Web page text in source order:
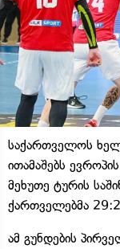
საქართველოს
ითამაშებს
მეხუთე ტურის
ქართველებმა
ამ გუნდების